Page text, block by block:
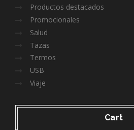
Productos destacados
Promocionales
Salud
Tazas
Termos
USB
Viaje
Cart